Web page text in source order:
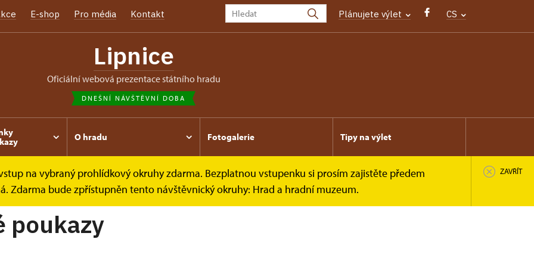
E-shop Pro média Kontakt Plánujete výlet CS
Lipnice
oficiální webová prezentace státního hradu
DNEŠNÍ NÁVŠTĚVNÍ DOBA
O hradu Fotogalerie Tipy na výlet
na vybraný prohlídkový okruhy zdarma. Bezplatnou vstupenku si prosím zajistěte předem
Zdarma bude zpřístupněn tento návštěvnický okruhy: Hrad a hradní muzeum.
ZAVŘÍT
Dárkové poukazy
poukazy